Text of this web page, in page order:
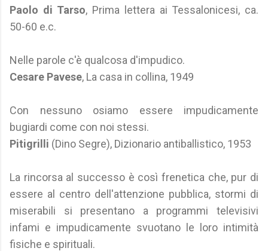
Paolo di Tarso, Prima lettera ai Tessalonicesi, ca.
50-60 e.c.
Nelle parole c'è qualcosa d'impudico.
Cesare Pavese, La casa in collina, 1949
Con nessuno osiamo essere impudicamente
bugiardi come con noi stessi.
Pitigrilli (Dino Segre), Dizionario antiballistico, 1953
La rincorsa al successo è così frenetica che, pur di
essere al centro dell'attenzione pubblica, stormi di
miserabili si presentano a programmi televisivi
infami e impudicamente svuotano le loro intimità
fisiche e spirituali.